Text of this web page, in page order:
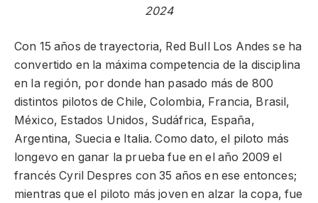
2024
Con 15 años de trayectoria, Red Bull Los Andes se ha
convertido en la máxima competencia de la disciplina
en la región, por donde han pasado más de 800
distintos pilotos de Chile, Colombia, Francia, Brasil,
México, Estados Unidos, Sudáfrica, España,
Argentina, Suecia e Italia. Como dato, el piloto más
longevo en ganar la prueba fue en el año 2009 el
francés Cyril Despres con 35 años en ese entonces;
mientras que el piloto más joven en alzar la copa, fue